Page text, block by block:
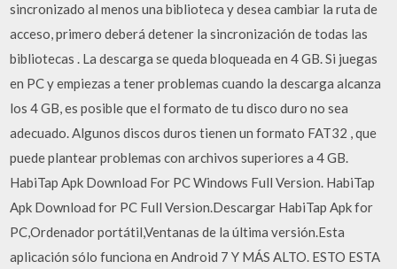
sincronizado al menos una biblioteca y desea cambiar la ruta de
acceso, primero deberá detener la sincronización de todas las
bibliotecas . La descarga se queda bloqueada en 4 GB. Si juegas
en PC y empiezas a tener problemas cuando la descarga alcanza
los 4 GB, es posible que el formato de tu disco duro no sea
adecuado. Algunos discos duros tienen un formato FAT32 , que
puede plantear problemas con archivos superiores a 4 GB.
HabiTap Apk Download For PC Windows Full Version. HabiTap
Apk Download for PC Full Version.Descargar HabiTap Apk for
PC,Ordenador portátil,Ventanas de la última versión.Esta
aplicación sólo funciona en Android 7 Y MÁS ALTO. ESTO ESTA